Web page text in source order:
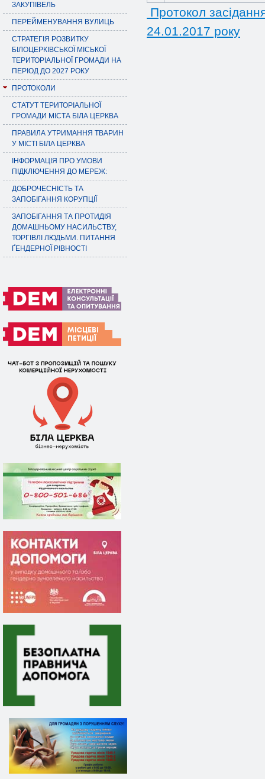
ЗАКУПІВЕЛЬ
ПЕРЕЙМЕНУВАННЯ ВУЛИЦЬ
СТРАТЕГІЯ РОЗВИТКУ
БІЛОЦЕРКІВСЬКОЇ МІСЬКОЇ
ТЕРИТОРІАЛЬНОЇ ГРОМАДИ НА
ПЕРІОД ДО 2027 РОКУ
ПРОТОКОЛИ
СТАТУТ ТЕРИТОРІАЛЬНОЇ
ГРОМАДИ МІСТА БІЛА ЦЕРКВА
ПРАВИЛА УТРИМАННЯ ТВАРИН
У МІСТІ БІЛА ЦЕРКВА
ІНФОРМАЦІЯ ПРО УМОВИ
ПІДКЛЮЧЕННЯ ДО МЕРЕЖ:
ДОБРОЧЕСНІСТЬ ТА
ЗАПОБІГАННЯ КОРУПЦІЇ
ЗАПОБІГАННЯ ТА ПРОТИДІЯ
ДОМАШНЬОМУ НАСИЛЬСТВУ,
ТОРГІВЛІ ЛЮДЬМИ. ПИТАННЯ
ҐЕНДЕРНОЇ РІВНОСТІ
Протокол
24.01.2017 року